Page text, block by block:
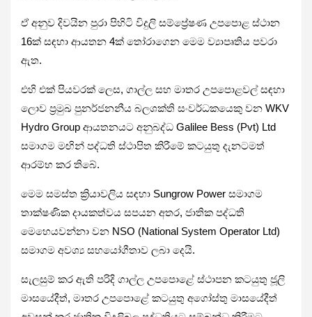
ඒ අනුව දිවයින පුරා පිහිටි විදුලි සම්ප්‍රේෂණ උපපොළ ස්ථාන
16ක් සඳහා ආයතන 4ක් තෝරාගෙන මෙම ව්‍යාපෘතිය පවරා
ඇත.
එහි එක් පියවරක් ලෙස, ගාල්ල සහ මාතර උපපොළවල් සඳහා
ලොව ප්‍රමුඛ පුනර්ජනනීය බලශක්ති සංවර්ධකයෙකු වන WKV
Hydro Group ආයතනයට අනුබද්ධ Galilee Bess (Pvt) Ltd
සමාගම මඟින් පද්ධති ස්ථාපිත කිරීමේ කටයුතු දැනටමත්
ආරම්භ කර තිබේ.
මෙම සමස්ත ක්‍රියාවලිය සඳහා Sungrow Power සමාගම
තාක්ෂණික දායකත්වය සපයන අතර, ජාතික පද්ධති
මෙහෙයවන්නා වන NSO (National System Operator Ltd)
සමාගම අවශ්‍ය සහයෝගීතාව ලබා දෙයි.
සැලසුම් කර ඇති පරිදි ගාල්ල උපපොළේ ස්ථාපන කටයුතු ජූලි
මාසයේදීත්, මාතර උපපොළේ කටයුතු අගෝස්තු මාසයේදීත්